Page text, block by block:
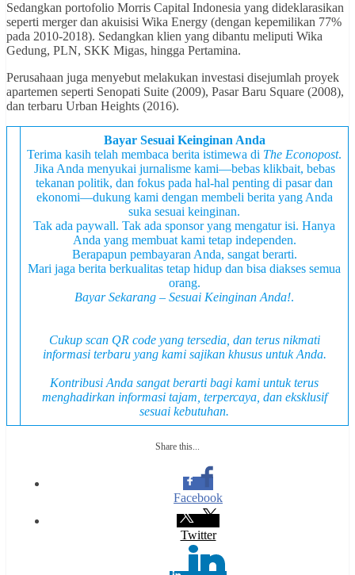
Sedangkan portofolio Morris Capital Indonesia yang dideklarasikan
seperti merger dan akuisisi Wika Energy (dengan kepemilikan 77%
pada 2010-2018). Sedangkan klien yang dibantu meliputi Wika
Gedung, PLN, SKK Migas, hingga Pertamina.
Perusahaan juga menyebut melakukan investasi disejumlah proyek
apartemen seperti Senopati Suite (2009), Pasar Baru Square (2008),
dan terbaru Urban Heights (2016).
Bayar Sesuai Keinginan Anda
Terima kasih telah membaca berita istimewa di The Econopost.
Jika Anda menyukai jurnalisme kami—bebas klikbait, bebas
tekanan politik, dan fokus pada hal-hal penting di pasar dan
ekonomi—dukung kami dengan membeli berita yang Anda
suka sesuai keinginan.
Tak ada paywall. Tak ada sponsor yang mengatur isi. Hanya
Anda yang membuat kami tetap independen.
Berapapun pembayaran Anda, sangat berarti.
Mari jaga berita berkualitas tetap hidup dan bisa diakses semua
orang.
Bayar Sekarang – Sesuai Keinginan Anda!.
Cukup scan QR code yang tersedia, dan terus nikmati
informasi terbaru yang kami sajikan khusus untuk Anda.
Kontribusi Anda sangat berarti bagi kami untuk terus
menghadirkan informasi tajam, terpercaya, dan eksklusif
sesuai kebutuhan.
Share this...
Facebook
Twitter